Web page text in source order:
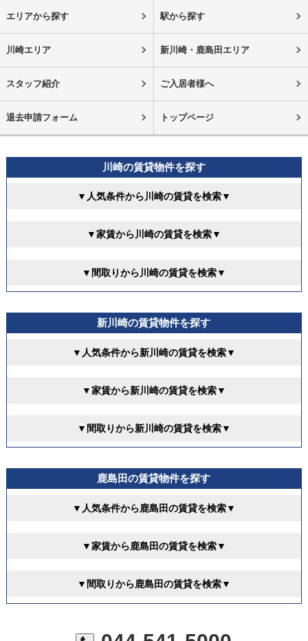
エリアから探す 駅から探す
川崎エリア 新川崎・鹿島田エリア
スタッフ紹介 ご入居者様へ
退去申請フォーム トップページ
川崎の賃貸物件を探す
▼人気条件から川崎の賃貸を検索▼
▼家賃から川崎の賃貸を検索▼
▼間取りから川崎の賃貸を検索▼
新川崎の賃貸物件を探す
▼人気条件から新川崎の賃貸を検索▼
▼家賃から新川崎の賃貸を検索▼
▼間取りから新川崎の賃貸を検索▼
鹿島田の賃貸物件を探す
▼人気条件から鹿島田の賃貸を検索▼
▼家賃から鹿島田の賃貸を検索▼
▼間取りから鹿島田の賃貸を検索▼